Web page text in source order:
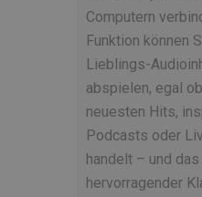
Computern
Funktion können
Lieblings-
abspielen, egal
neuesten Hits,
Podcasts oder
handelt – und
hervorragender